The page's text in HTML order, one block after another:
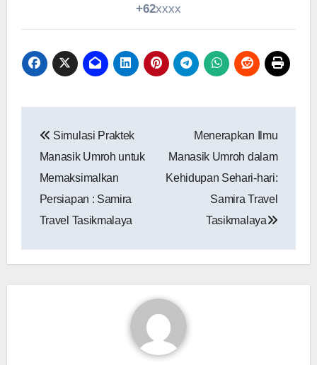
+62xxxx
pos
Simulasi Praktek
Manasik Umroh untuk
Memaksimalkan
Persiapan : Samira
Travel Tasikmalaya
Menerapkan Ilmu
Manasik Umroh dalam
Kehidupan Sehari-hari:
Samira Travel
Tasikmalaya